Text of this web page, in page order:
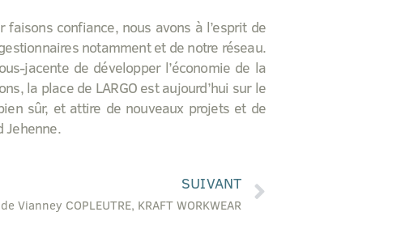
confiance, nous avons à l’esprit de
notamment et de notre réseau.
jacente de développer l’économie de la
la place de LARGO est aujourd’hui sur le
sûr, et attire de nouveaux projets et de
Jehenne.
SUIVANT
Vianney COPLEUTRE, KRAFT WORKWEAR